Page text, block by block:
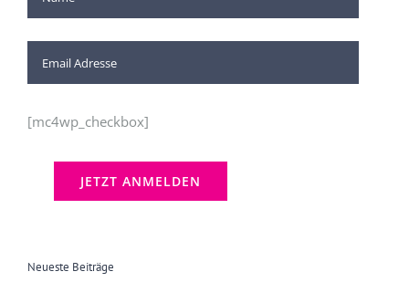
[mc4wp_checkbox]
Neueste Beiträge